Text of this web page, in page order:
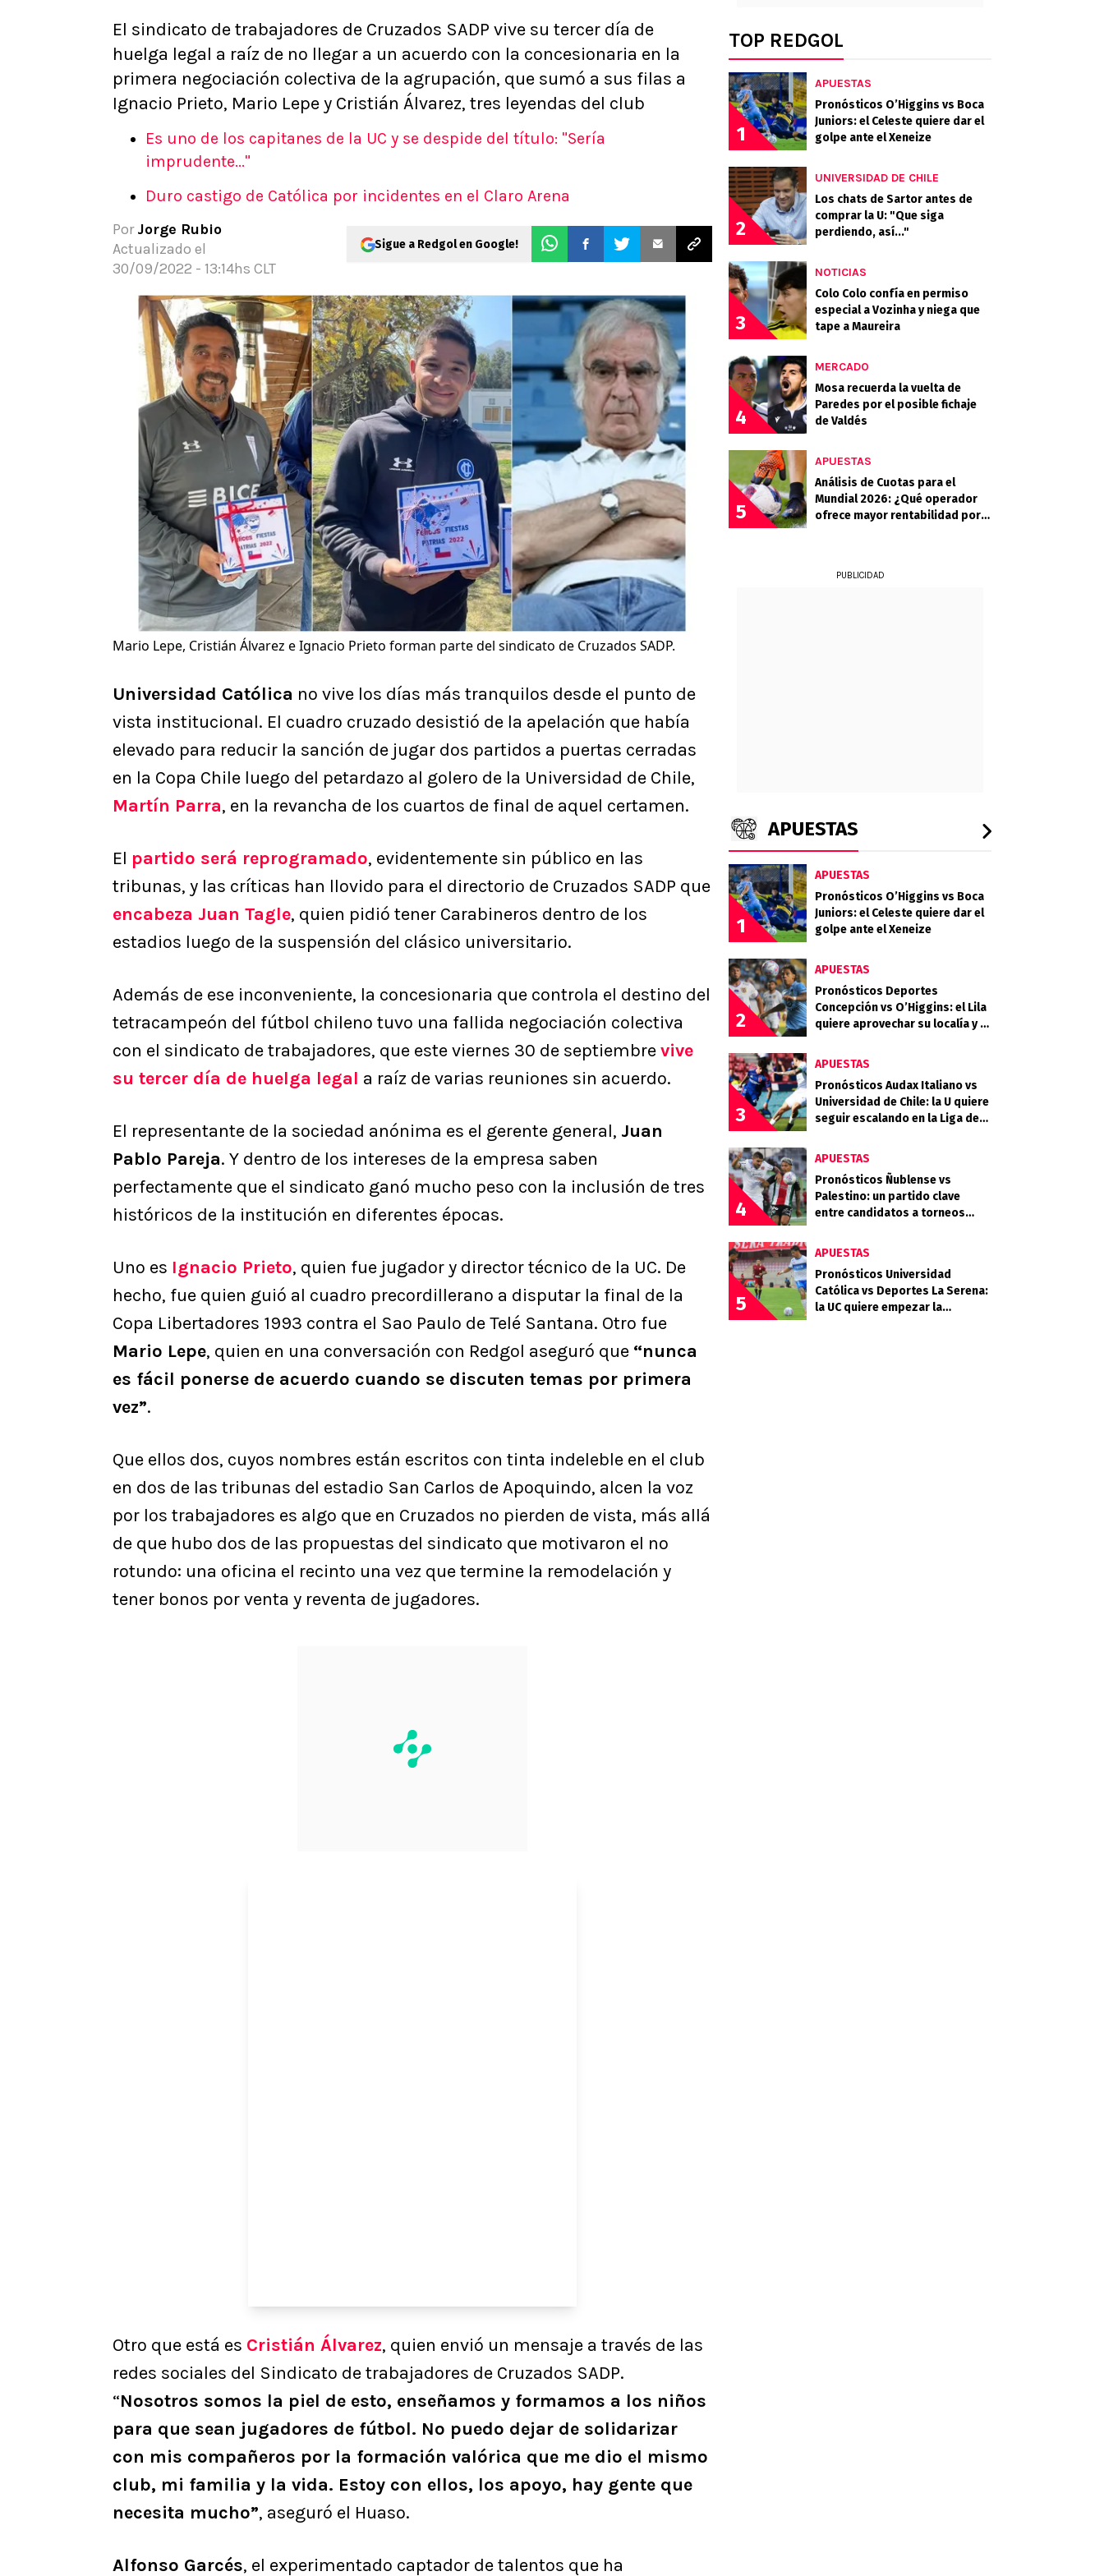
Pronósticos
El sindicato de trabajadores de Cruzados SADP vive su tercer día de
huelga legal a raíz de no llegar a un acuerdo con la concesionaria en la
primera negociación colectiva de la agrupación, que sumó a sus filas a
Ignacio Prieto, Mario Lepe y Cristián Álvarez, tres leyendas del club
Es uno de los capitanes de la UC y se despide del título: "Sería
imprudente..."
Duro castigo de Católica por incidentes en el Claro Arena
Por Jorge Rubio
Actualizado el
30/09/2022 - 13:14hs CLT
Sigue a Redgol en Google!
Mario Lepe, Cristián Álvarez e Ignacio Prieto forman parte del sindicato de Cruzados SADP.
Universidad Católica no vive los días más tranquilos desde el punto de
vista institucional. El cuadro cruzado desistió de la apelación que había
elevado para reducir la sanción de jugar dos partidos a puertas cerradas
en la Copa Chile luego del petardazo al golero de la Universidad de Chile,
Martín Parra, en la revancha de los cuartos de final de aquel certamen.
El partido será reprogramado, evidentemente sin público en las
tribunas, y las críticas han llovido para el directorio de Cruzados SADP que
encabeza Juan Tagle, quien pidió tener Carabineros dentro de los
estadios luego de la suspensión del clásico universitario.
Además de ese inconveniente, la concesionaria que controla el destino del
tetracampeón del fútbol chileno tuvo una fallida negociación colectiva
con el sindicato de trabajadores, que este viernes 30 de septiembrevive
su tercer día de huelga legal a raíz de varias reuniones sin acuerdo.
El representante de la sociedad anónima es el gerente general, Juan
Pablo Pareja. Y dentro de los intereses de la empresa saben
perfectamente que el sindicato ganó mucho peso con la inclusión de tres
históricos de la institución en diferentes épocas.
Uno es Ignacio Prieto, quien fue jugador y director técnico de la UC. De
hecho, fue quien guió al cuadro precordillerano a disputar la final de la
Copa Libertadores 1993 contra el Sao Paulo de Telé Santana. Otro fue
Mario Lepe, quien en una conversación con Redgol aseguró que “nunca
es fácil ponerse de acuerdo cuando se discuten temas por primera
vez”.
Que ellos dos, cuyos nombres están escritos con tinta indeleble en el club
en dos de las tribunas del estadio San Carlos de Apoquindo, alcen la voz
por los trabajadores es algo que en Cruzados no pierden de vista, más allá
de que hubo dos de las propuestas del sindicato que motivaron el no
rotundo: una oficina el recinto una vez que termine la remodelación y
tener bonos por venta y reventa de jugadores.
Otro que está es Cristián Álvarez, quien envió un mensaje a través de las
redes sociales del Sindicato de trabajadores de Cruzados SADP.
“Nosotros somos la piel de esto, enseñamos y formamos a los niños
para que sean jugadores de fútbol. No puedo dejar de solidarizar
con mis compañeros por la formación valórica que me dio el mismo
club, mi familia y la vida. Estoy con ellos, los apoyo, hay gente que
necesita mucho”, aseguró el Huaso.
Alfonso Garcés, el experimentado captador de talentos que ha
TOP REDGOL
1
APUESTAS
Pronósticos O’Higgins vs Boca
Juniors: el Celeste quiere dar el
golpe ante el Xeneize
2
UNIVERSIDAD DE CHILE
Los chats de Sartor antes de
comprar la U: "Que siga
perdiendo, así..."
3
NOTICIAS
Colo Colo confía en permiso
especial a Vozinha y niega que
tape a Maureira
4
MERCADO
Mosa recuerda la vuelta de
Paredes por el posible fichaje
de Valdés
5
APUESTAS
Análisis de Cuotas para el
Mundial 2026: ¿Qué operador
ofrece mayor rentabilidad por
PUBLICIDAD
APUESTAS
1
APUESTAS
Pronósticos O’Higgins vs Boca
Juniors: el Celeste quiere dar el
golpe ante el Xeneize
2
APUESTAS
Pronósticos Deportes
Concepción vs O’Higgins: el Lila
quiere aprovechar su localía y el
3
APUESTAS
Pronósticos Audax Italiano vs
Universidad de Chile: la U quiere
seguir escalando en la Liga de
4
APUESTAS
Pronósticos Ñublense vs
Palestino: un partido clave
entre candidatos a torneos
5
APUESTAS
Pronósticos Universidad
Católica vs Deportes La Serena:
la UC quiere empezar la